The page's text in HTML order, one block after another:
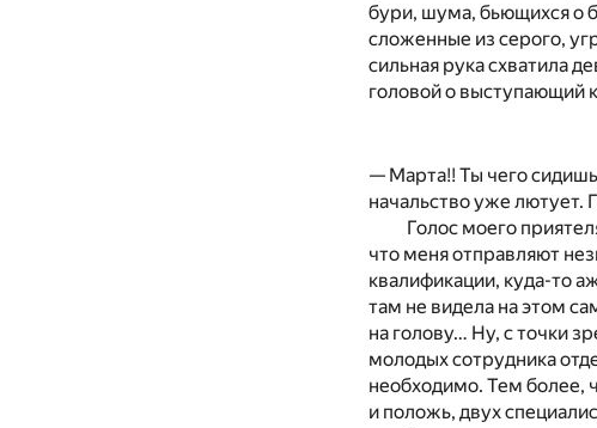
бури, шума, бьющихся о
сложенные из серого,
сильная рука схватила
головой о выступающий
— Марта!! Ты чего
начальство уже лютует.
Голос моего
что меня отправляют
квалификации, куда-то
там не видела на этом
на голову… Ну, с точки
молодых сотрудника
необходимо. Тем более,
и положь, двух